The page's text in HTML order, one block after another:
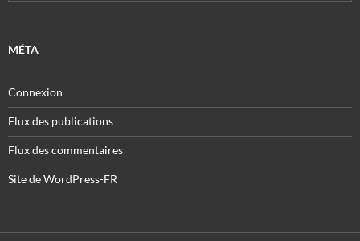
MÉTA
Connexion
Flux des publications
Flux des commentaires
Site de WordPress-FR